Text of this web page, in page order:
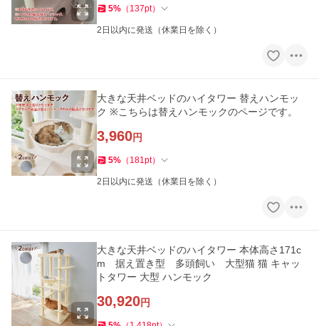
5% （ 137pt）
2日以内に発送（休業日を除く）
大きな天井ベッドのハイタワー 替えハンモッ
ク ※こちらは替えハンモックのページです。
3,960円
5% （ 181pt）
2日以内に発送（休業日を除く）
大きな天井ベッドのハイタワー 本体高さ171c
m 据え置き型 多頭飼い 大型猫 猫 キャッ
トタワー 大型 ハンモック
30,920円